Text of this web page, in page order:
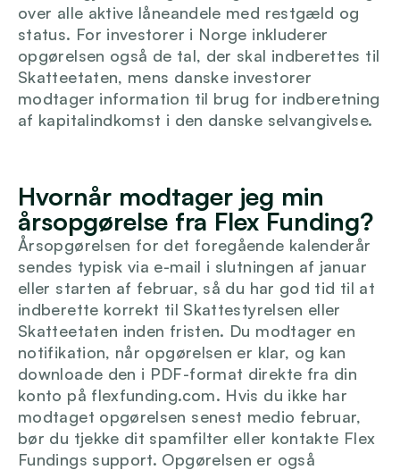
over alle aktive låneandele med restgæld og
status. For investorer i Norge inkluderer
opgørelsen også de tal, der skal indberettes til
Skatteetaten, mens danske investorer
modtager information til brug for indberetning
af kapitalindkomst i den danske selvangivelse.
Hvornår modtager jeg min
årsopgørelse fra Flex Funding?
Årsopgørelsen for det foregående kalenderår
sendes typisk via e-mail i slutningen af januar
eller starten af februar, så du har god tid til at
indberette korrekt til Skattestyrelsen eller
Skatteetaten inden fristen. Du modtager en
notifikation, når opgørelsen er klar, og kan
downloade den i PDF-format direkte fra din
konto på flexfunding.com. Hvis du ikke har
modtaget opgørelsen senest medio februar,
bør du tjekke dit spamfilter eller kontakte Flex
Fundings support. Opgørelsen er også